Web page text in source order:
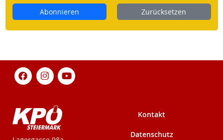
Abonnieren Zurücksetzen
Kontakt
Datenschutz